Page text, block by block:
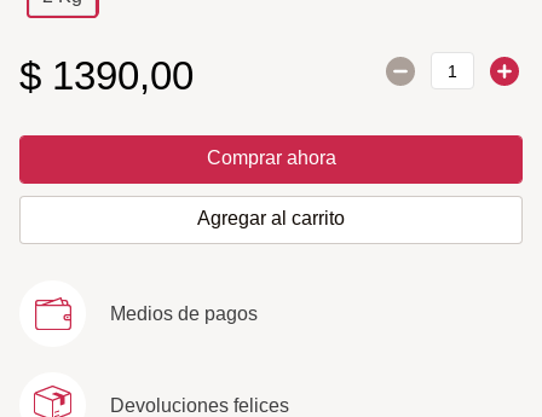
$ 1390,00
Comprar ahora
Agregar al carrito
Medios de pagos
Devoluciones felices